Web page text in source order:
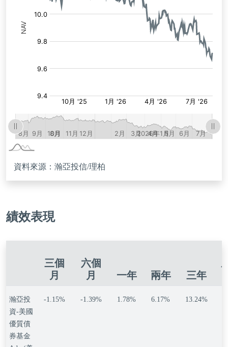
資料來源：瀚亞投信/理柏
績效表現
三個
月
六個
月
一年 兩年 三年
瀚亞投
資-美國
優質債
券基金
-1.15% -1.39% 1.78% 6.17% 13.24%